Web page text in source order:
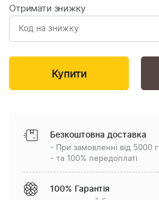
Отримати знижку
Безкоштовна доставка
- При замовленні від 5000
- та 100% передоплаті
100% Гарантія